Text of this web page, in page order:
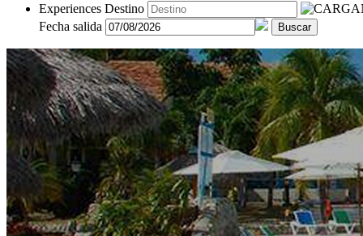
Experiences Destino
Fecha salida
Buscar